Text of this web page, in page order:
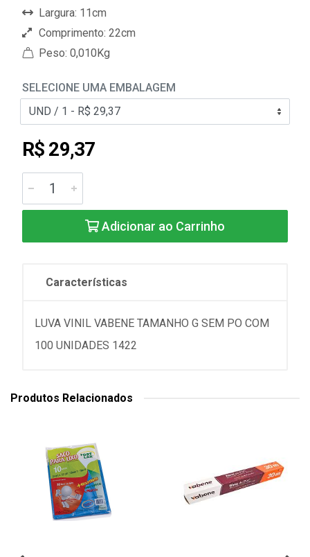
Largura: 11cm
Comprimento: 22cm
Peso: 0,010Kg
SELECIONE UMA EMBALAGEM
R$ 29,37
Adicionar ao Carrinho
Características
LUVA VINIL VABENE TAMANHO G SEM PO COM
100 UNIDADES 1422
Produtos Relacionados